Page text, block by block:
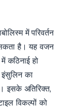
में परिवर्तन
है। यह वजन
कठिनाई हो
का
इसके अतिरिक्त,
विकल्पों को